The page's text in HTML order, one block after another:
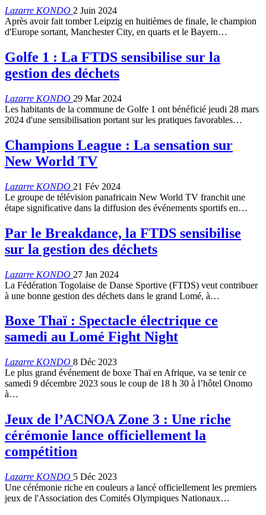
Lazarre KONDO 2 Juin 2024
Après avoir fait tomber Leipzig en huitièmes de finale, le champion
d'Europe sortant, Manchester City, en quarts et le Bayern…
Golfe 1 : La FTDS sensibilise sur la
gestion des déchets
Lazarre KONDO 29 Mar 2024
Les habitants de la commune de Golfe 1 ont bénéficié jeudi 28 mars
2024 d'une sensibilisation portant sur les pratiques favorables…
Champions League : La sensation sur
New World TV
Lazarre KONDO 21 Fév 2024
Le groupe de télévision panafricain New World TV franchit une
étape significative dans la diffusion des événements sportifs en…
Par le Breakdance, la FTDS sensibilise
sur la gestion des déchets
Lazarre KONDO 27 Jan 2024
La Fédération Togolaise de Danse Sportive (FTDS) veut contribuer
à une bonne gestion des déchets dans le grand Lomé, à…
Boxe Thaï : Spectacle électrique ce
samedi au Lomé Fight Night
Lazarre KONDO 8 Déc 2023
Le plus grand événement de boxe Thaï en Afrique, va se tenir ce
samedi 9 décembre 2023 sous le coup de 18 h 30 à l’hôtel Onomo
à…
Jeux de l’ACNOA Zone 3 : Une riche
cérémonie lance officiellement la
compétition
Lazarre KONDO 5 Déc 2023
Une cérémonie riche en couleurs a lancé officiellement les premiers
jeux de l'Association des Comités Olympiques Nationaux…